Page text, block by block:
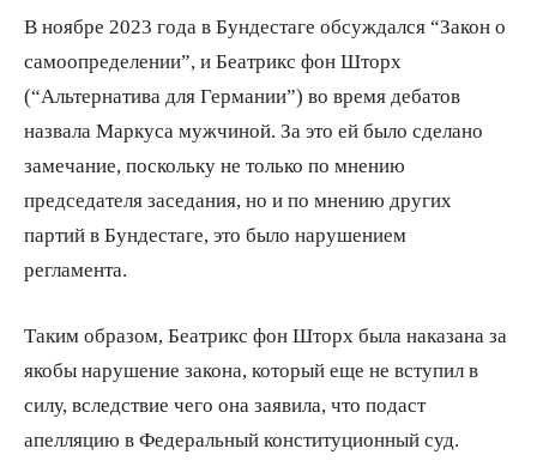
В ноябре 2023 года в Бундестаге обсуждался “Закон о
самоопределении”, и Беатрикс фон Шторх
(“Альтернатива для Германии”) во время дебатов
назвала Маркуса мужчиной. За это ей было сделано
замечание, поскольку не только по мнению
председателя заседания, но и по мнению других
партий в Бундестаге, это было нарушением
регламента.
Таким образом, Беатрикс фон Шторх была наказана за
якобы нарушение закона, который еще не вступил в
силу, вследствие чего она заявила, что подаст
апелляцию в Федеральный конституционный суд.